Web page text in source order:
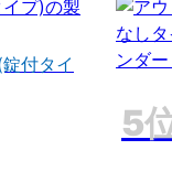
付タイ